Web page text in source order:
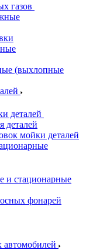
газов
(выхлопные
деталей
деталей
мойки деталей
и стационарные
фонарей
автомобилей